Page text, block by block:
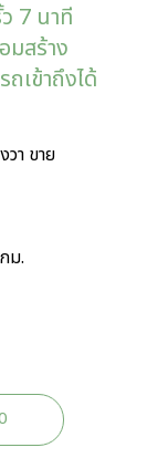
7 นาที
มสร้าง
เข้าถึงได้
า ขาย
ม.